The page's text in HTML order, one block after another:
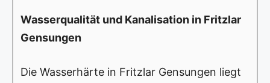
Wasserqualität und Kanalisation in Fritzlar
Gensungen
Die Wasserhärte in Fritzlar Gensungen liegt